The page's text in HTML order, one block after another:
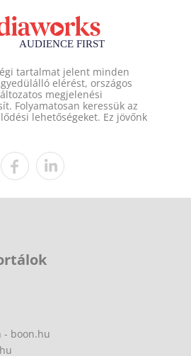
tartalmat jelent minden
elérést, országos
megjelenési
Folyamatosan keressük az
lehetőségeket. Ez jövőnk
- boon.hu